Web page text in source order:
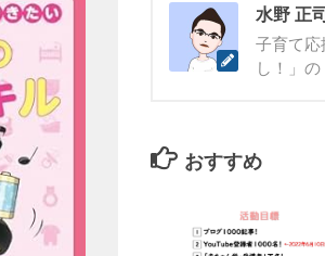
水野 正
子育て
し！」
おすすめ